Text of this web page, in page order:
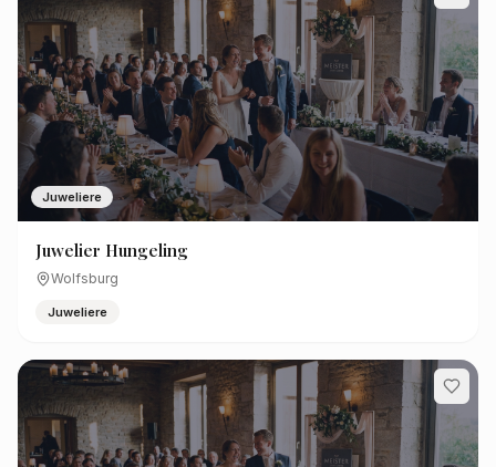
Juweliere
Juwelier Hungeling
Wolfsburg
Juweliere